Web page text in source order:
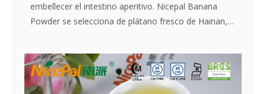
embellecer el intestino aperitivo. Nicepal Banana
Powder se selecciona de plátano fresco de Hainan,
secado por aspersión más avanzados del mundo,
que mantiene bien su nutrición y aroma de plátano
fresco. Disuelto instantáneamente, fácil de usar.